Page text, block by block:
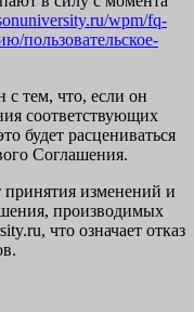
wpm/fq-
пользовательское-
с тем, что, если он
соответствующих
будет расцениваться
Соглашения.
принятия изменений и
производимых
, что означает отказ